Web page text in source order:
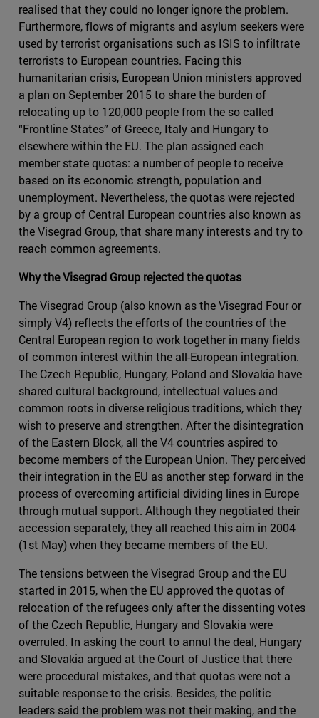
realised that they could no longer ignore the problem.
Furthermore, flows of migrants and asylum seekers were
used by terrorist organisations such as ISIS to infiltrate
terrorists to European countries. Facing this
humanitarian crisis, European Union ministers approved
a plan on September 2015 to share the burden of
relocating up to 120,000 people from the so called
“Frontline States” of Greece, Italy and Hungary to
elsewhere within the EU. The plan assigned each
member state quotas: a number of people to receive
based on its economic strength, population and
unemployment. Nevertheless, the quotas were rejected
by a group of Central European countries also known as
the Visegrad Group, that share many interests and try to
reach common agreements.
Why the Visegrad Group rejected the quotas
The Visegrad Group (also known as the Visegrad Four or
simply V4) reflects the efforts of the countries of the
Central European region to work together in many fields
of common interest within the all-European integration.
The Czech Republic, Hungary, Poland and Slovakia have
shared cultural background, intellectual values and
common roots in diverse religious traditions, which they
wish to preserve and strengthen. After the disintegration
of the Eastern Block, all the V4 countries aspired to
become members of the European Union. They perceived
their integration in the EU as another step forward in the
process of overcoming artificial dividing lines in Europe
through mutual support. Although they negotiated their
accession separately, they all reached this aim in 2004
(1st May) when they became members of the EU.
The tensions between the Visegrad Group and the EU
started in 2015, when the EU approved the quotas of
relocation of the refugees only after the dissenting votes
of the Czech Republic, Hungary and Slovakia were
overruled. In asking the court to annul the deal, Hungary
and Slovakia argued at the Court of Justice that there
were procedural mistakes, and that quotas were not a
suitable response to the crisis. Besides, the politic
leaders said the problem was not their making, and the